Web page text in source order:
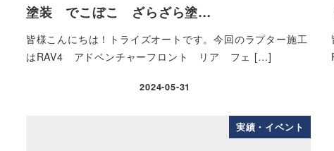
塗装 でこぼこ ざらざら塗…
皆様こんにちは！トライズオートです。今回のラプター施工
はRAV4 アドベンチャーフロント リア フェ […]
2024-05-31
実績・イベント